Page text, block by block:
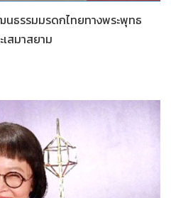
นธรรมมรดกไทยทางพระพุทธ
สมาสยาม